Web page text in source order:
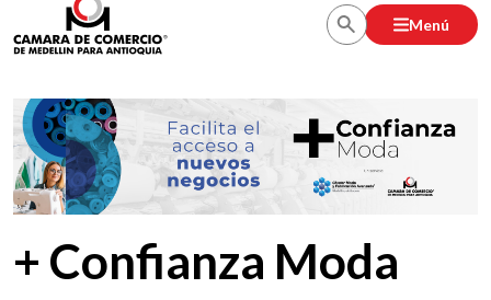
Menú
+ Confianza Moda